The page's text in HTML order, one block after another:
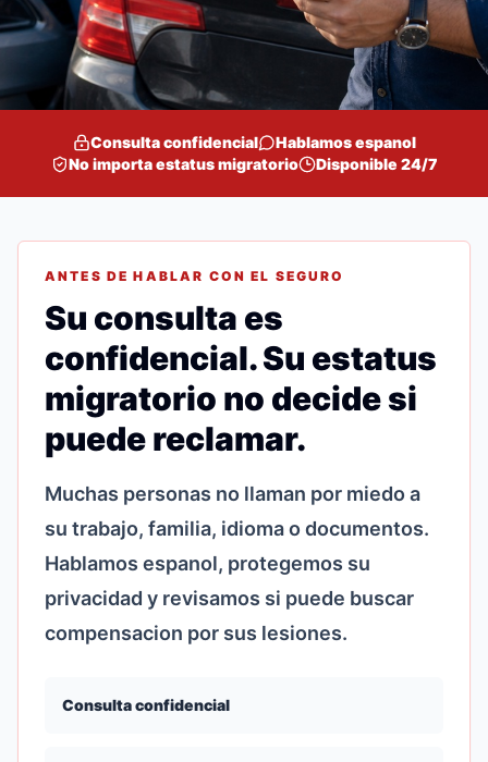
Consulta confidencial
Hablamos espanol
No importa estatus migratorio
Disponible 24/7
ANTES DE HABLAR CON EL SEGURO
Su consulta es
confidencial. Su estatus
migratorio no decide si
puede reclamar.
Muchas personas no llaman por miedo a
su trabajo, familia, idioma o documentos.
Hablamos espanol, protegemos su
privacidad y revisamos si puede buscar
compensacion por sus lesiones.
Consulta confidencial